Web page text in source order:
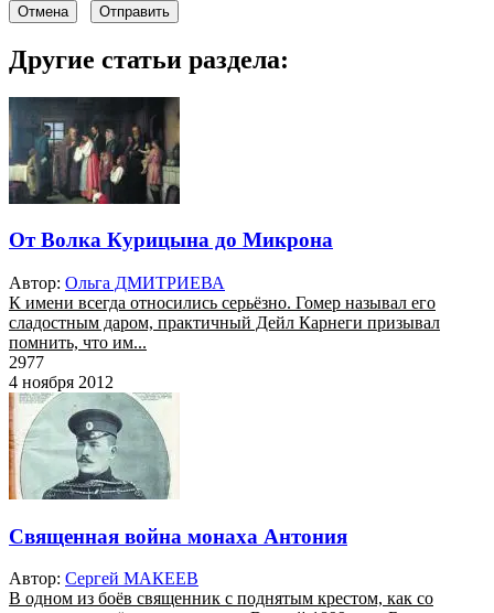
Отмена Отправить
Другие статьи раздела:
От Волка Курицына до Микрона
Автор: Ольга ДМИТРИЕВА
К имени всегда относились серьёзно. Гомер называл его
сладостным даром, практичный Дейл Карнеги призывал
помнить, что им...
2977
4 ноября 2012
Священная война монаха Антония
Автор: Сергей МАКЕЕВ
В одном из боёв священник с поднятым крестом, как со